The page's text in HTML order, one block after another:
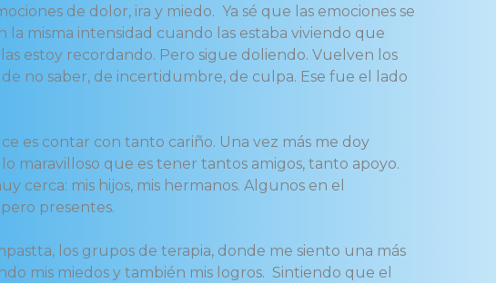
de dolor, ira y miedo. Ya sé que las emociones se
la misma intensidad cuando las estaba viviendo que
estoy recordando. Pero sigue doliendo. Vuelven los
no saber, de incertidumbre, de culpa. Ese fue el lado
es contar con tanto cariño. Una vez más me doy
maravilloso que es tener tantos amigos, tanto apoyo.
cerca: mis hijos, mis hermanos. Algunos en el
presentes.
los grupos de terapia, donde me siento una más
mis miedos y también mis logros. Sintiendo que el